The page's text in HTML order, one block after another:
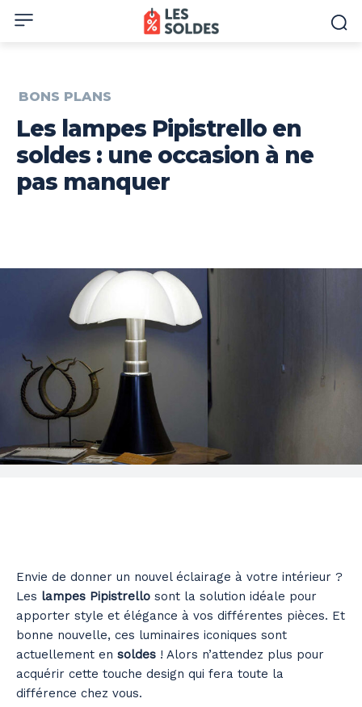
BONS PLANS
Les lampes Pipistrello en
soldes : une occasion à ne
pas manquer
Envie de donner un nouvel éclairage à votre intérieur ?
Les lampes Pipistrello sont la solution idéale pour
apporter style et élégance à vos différentes pièces. Et
bonne nouvelle, ces luminaires iconiques sont
actuellement en soldes ! Alors n’attendez plus pour
acquérir cette touche design qui fera toute la
différence chez vous.